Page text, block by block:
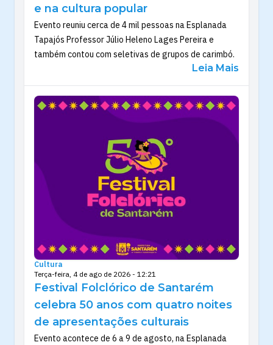
e na cultura popular
Evento reuniu cerca de 4 mil pessoas na Esplanada
Tapajós Professor Júlio Heleno Lages Pereira e
também contou com seletivas de grupos de carimbó.
Leia Mais
Cultura
Terça-feira, 4 de ago de 2026 - 12:21
Festival Folclórico de Santarém
celebra 50 anos com quatro noites
de apresentações culturais
Evento acontece de 6 a 9 de agosto, na Esplanada